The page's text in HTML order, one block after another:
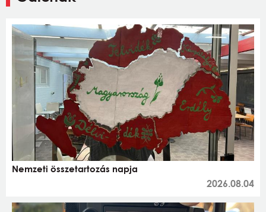
Nemzeti összetartozás napja
2026.08.04